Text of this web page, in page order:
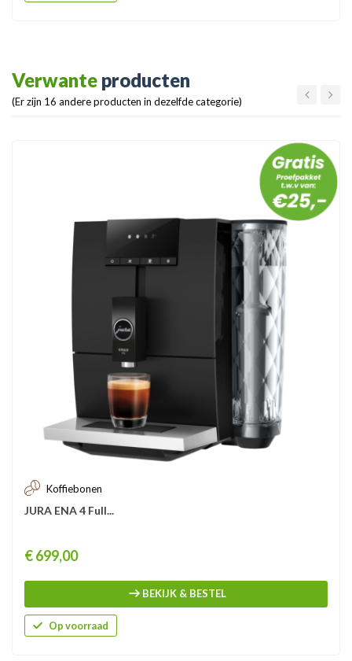
Verwante producten
(Er zijn 16 andere producten in dezelfde categorie)
Koffiebonen
JURA ENA 4 Full...
Prijs
€ 699,00
BEKIJK & BESTEL
Op voorraad